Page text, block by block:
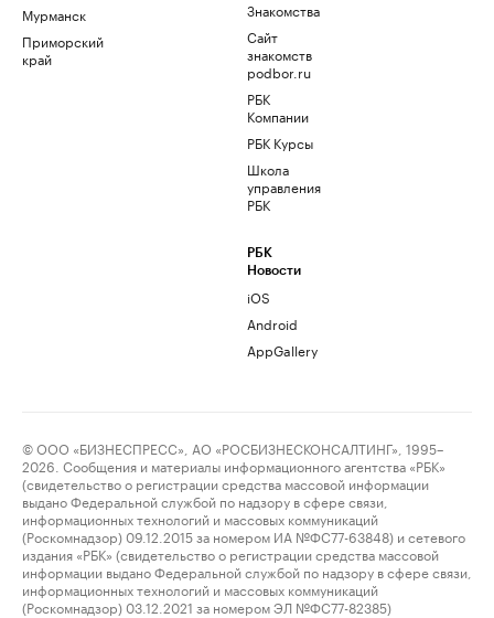
Мурманск
Приморский
край
Знакомства
Сайт
знакомств
podbor.ru
РБК
Компании
РБК Курсы
Школа
управления
РБК
РБК
Новости
iOS
Android
AppGallery
© ООО «БИЗНЕСПРЕСС», АО «РОСБИЗНЕСКОНСАЛТИНГ», 1995–
2026. Сообщения и материалы информационного агентства «РБК»
(свидетельство о регистрации средства массовой информации
выдано Федеральной службой по надзору в сфере связи,
информационных технологий и массовых коммуникаций
(Роскомнадзор) 09.12.2015 за номером ИА №ФС77-63848) и сетевого
издания «РБК» (свидетельство о регистрации средства массовой
информации выдано Федеральной службой по надзору в сфере связи,
информационных технологий и массовых коммуникаций
(Роскомнадзор) 03.12.2021 за номером ЭЛ №ФС77-82385)